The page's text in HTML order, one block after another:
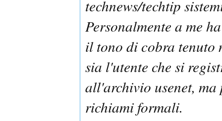
technews/techtip
Personalmente a me
il tono di cobra tenuto
sia l'utente che si
all'archivio usenet, ma
richiami formali.